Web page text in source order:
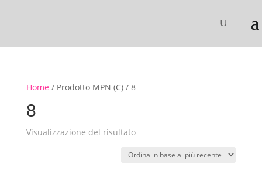
Home / Prodotto MPN (C) / 8
8
Visualizzazione del risultato